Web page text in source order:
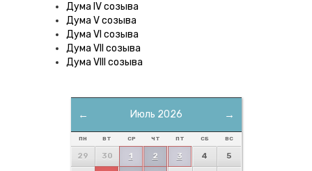
Дума IV созыва
Дума V созыва
Дума VI созыва
Дума VII созыва
Дума VIII созыва
← →
Июль 2026
ПН ВТ СР ЧТ ПТ СБ ВС
29 30 1 2 3 4 5